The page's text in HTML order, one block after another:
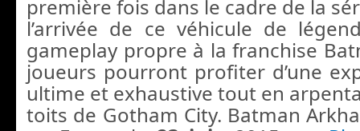
première fois dans le cadre de la
l’arrivée de ce véhicule de
gameplay propre à la franchise
joueurs pourront profiter d’une
ultime et exhaustive tout en
toits de Gotham City. Batman